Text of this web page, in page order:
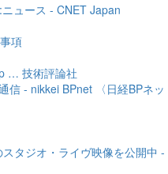
ュース - CNET Japan
項
… 技術評論社
信 - nikkei BPnet 〈日経BPネッ
タジオ・ライヴ映像を公開中 -